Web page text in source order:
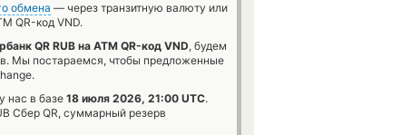
обмена — через транзитную валюту или
QR-код VND.
QR RUB на ATM QR-код VND, будем
Мы постараемся, чтобы предложенные
нас в базе 18 июля 2026, 21:00 UTC.
Сбер QR, суммарный резерв